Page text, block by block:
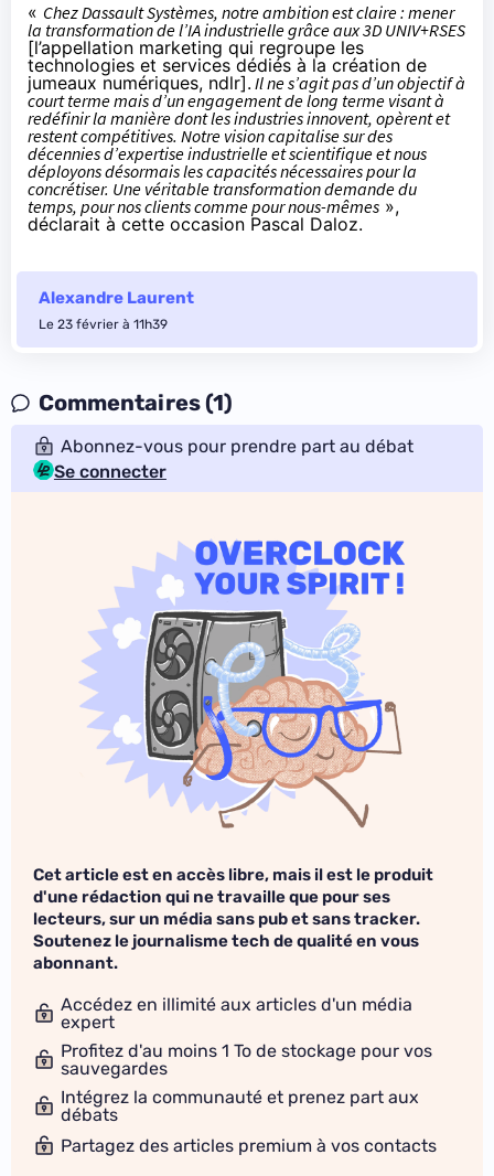
« Chez Dassault Systèmes, notre ambition est claire : mener
la transformation de l’IA industrielle grâce aux 3D UNIV+RSES
[l’appellation marketing qui regroupe les
technologies et services dédiés à la création de
jumeaux numériques, ndlr]. Il ne s’agit pas d’un objectif à
court terme mais d’un engagement de long terme visant à
redéfinir la manière dont les industries innovent, opèrent et
restent compétitives. Notre vision capitalise sur des
décennies d’expertise industrielle et scientifique et nous
déployons désormais les capacités nécessaires pour la
concrétiser. Une véritable transformation demande du
temps, pour nos clients comme pour nous-mêmes »,
déclarait à cette occasion Pascal Daloz.
Alexandre Laurent
Le 23 février à 11h39
Commentaires (1)
Abonnez-vous pour prendre part au débat
Se connecter
Cet article est en accès libre, mais il est le produit
d'une rédaction qui ne travaille que pour ses
lecteurs, sur un média sans pub et sans tracker.
Soutenez le journalisme tech de qualité en vous
abonnant.
Accédez en illimité aux articles d'un média
expert
Profitez d'au moins 1 To de stockage pour vos
sauvegardes
Intégrez la communauté et prenez part aux
débats
Partagez des articles premium à vos contacts